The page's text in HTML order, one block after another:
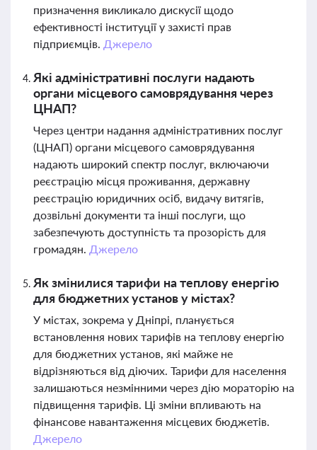
призначення викликало дискусії щодо
ефективності інституції у захисті прав
підприємців. Джерело
Які адміністративні послуги надають
органи місцевого самоврядування через
ЦНАП?
Через центри надання адміністративних послуг
(ЦНАП) органи місцевого самоврядування
надають широкий спектр послуг, включаючи
реєстрацію місця проживання, державну
реєстрацію юридичних осіб, видачу витягів,
дозвільні документи та інші послуги, що
забезпечують доступність та прозорість для
громадян. Джерело
Як змінилися тарифи на теплову енергію
для бюджетних установ у містах?
У містах, зокрема у Дніпрі, планується
встановлення нових тарифів на теплову енергію
для бюджетних установ, які майже не
відрізняються від діючих. Тарифи для населення
залишаються незмінними через дію мораторію на
підвищення тарифів. Ці зміни впливають на
фінансове навантаження місцевих бюджетів.
Джерело